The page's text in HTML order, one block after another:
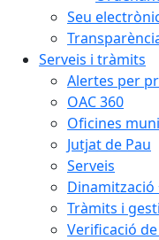
Seu
Serveis i tràmits
Alertes per
OAC 360
Oficines
Jutjat de Pau
Serveis
Dinamització
Tràmits i
Verificació